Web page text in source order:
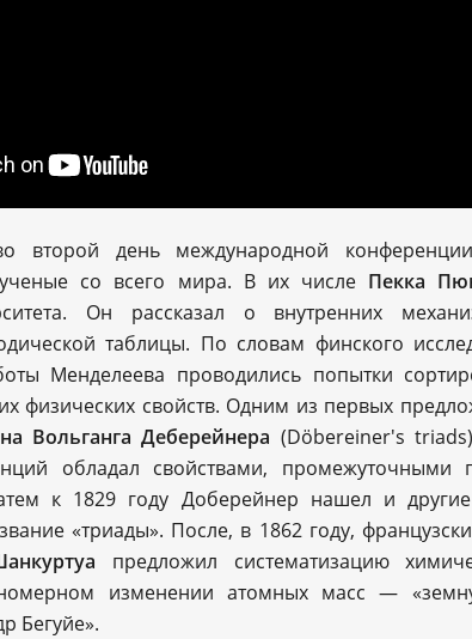
второй день международной
со всего мира. В их числе Пекка
Он рассказал о внутренних
таблицы. По словам финского
Менделеева проводились попытки
физических свойств. Одним из первых
Вольганга Деберейнера (Döbereiner's
обладал свойствами,
к 1829 году Доберейнер нашел и
«триады». После, в 1862 году,
предложил систематизацию
изменении атомных масс —
Бегуйе».